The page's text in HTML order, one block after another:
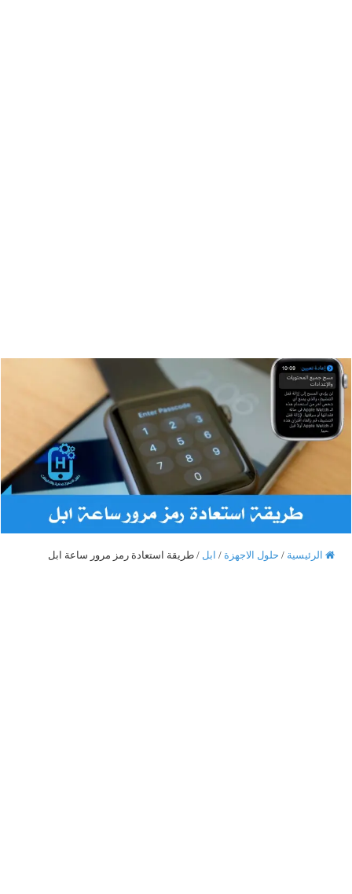
الرئيسية / حلول الاجهزة / ابل طريقة استعادة رمز مرور ساعة ابل